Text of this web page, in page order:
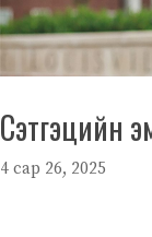
Сэтгэцийн
4 сар 26, 2025